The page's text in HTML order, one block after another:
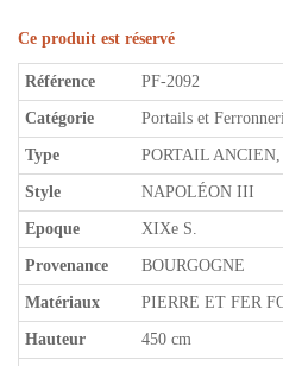
Ce produit est réservé
Référence PF-2092
Catégorie Portails et
Type PORTAIL
Style NAPOLÉON III
Epoque XIXe S.
Provenance BOURGOGNE
Matériaux PIERRE ET FER
Hauteur 450 cm